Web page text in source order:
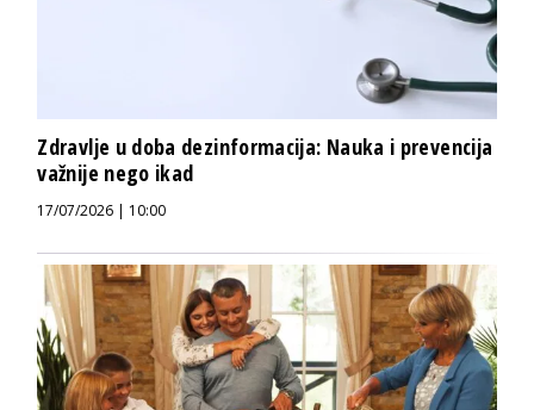
Zdravlje u doba dezinformacija: Nauka i prevencija
važnije nego ikad
17/07/2026 | 10:00